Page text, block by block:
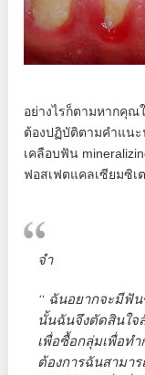
อย่างไรก็ตามหากคุณ
ต้องปฏิบัติตามคำแน
เคลือบฟัน
ฟอสเฟตแคลเซียมซิ
จำ
“ ฉันอยากจะมีฟั
นั้นฉันจึงตัดสินใจ
เพื่อซื้อกลุ่มเพื่อท
ต้องการฉันสามา